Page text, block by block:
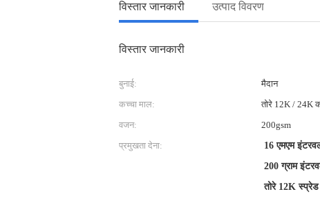
विस्तार जानकारी उत्पाद विवरण
विस्तार जानकारी
बुनाई: मैदान
कच्चा माल:
तोरे 12K / 24K
वजन:
200gsm
प्रमुखता देना:
16 एमएम
200 ग्राम
तोरे 12K